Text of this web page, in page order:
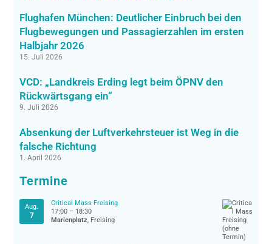
Flughafen München: Deutlicher Einbruch bei den
Flugbewegungen und Passagierzahlen im ersten
Halbjahr 2026
15. Juli 2026
VCD: „Landkreis Erding legt beim ÖPNV den
Rückwärtsgang ein“
9. Juli 2026
Absenkung der Luftverkehrsteuer ist Weg in die
falsche Richtung
1. April 2026
Termine
Aug.
7
Critical Mass Freising
17:00 – 18:30
Marienplatz, Freising